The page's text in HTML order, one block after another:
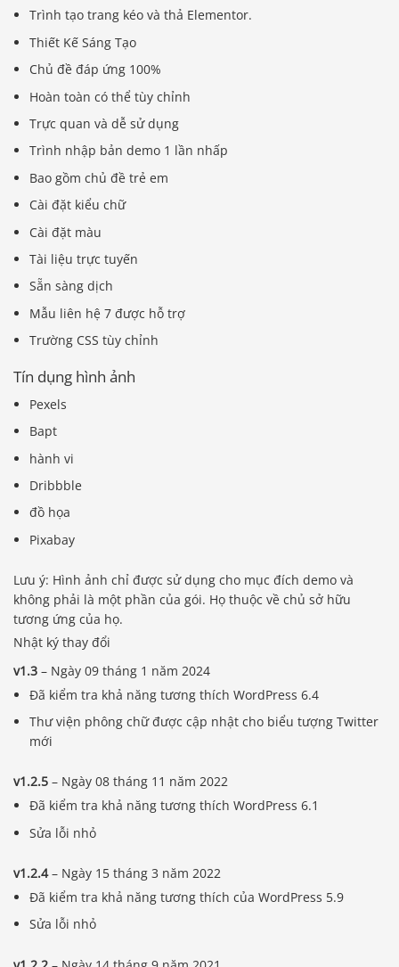
Trình tạo trang kéo và thả Elementor.
Thiết Kế Sáng Tạo
Chủ đề đáp ứng 100%
Hoàn toàn có thể tùy chỉnh
Trực quan và dễ sử dụng
Trình nhập bản demo 1 lần nhấp
Bao gồm chủ đề trẻ em
Cài đặt kiểu chữ
Cài đặt màu
Tài liệu trực tuyến
Sẵn sàng dịch
Mẫu liên hệ 7 được hỗ trợ
Trường CSS tùy chỉnh
Tín dụng hình ảnh
Pexels
Bapt
hành vi
Dribbble
đồ họa
Pixabay
Lưu ý: Hình ảnh chỉ được sử dụng cho mục đích demo và
không phải là một phần của gói. Họ thuộc về chủ sở hữu
tương ứng của họ.
Nhật ký thay đổi
v1.3 – Ngày 09 tháng 1 năm 2024
Đã kiểm tra khả năng tương thích WordPress 6.4
Thư viện phông chữ được cập nhật cho biểu tượng Twitter
mới
v1.2.5 – Ngày 08 tháng 11 năm 2022
Đã kiểm tra khả năng tương thích WordPress 6.1
Sửa lỗi nhỏ
v1.2.4– Ngày 15 tháng 3 năm 2022
Đã kiểm tra khả năng tương thích của WordPress 5.9
Sửa lỗi nhỏ